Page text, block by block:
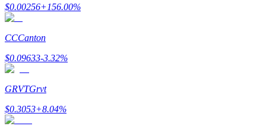
Гид
$0.00256+156.00%
CCCanton
$0.09633-3.32%
GRVTGrvt
$0.3053+8.04%